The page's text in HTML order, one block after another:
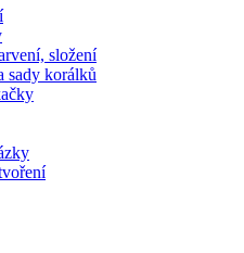
složení
sady korálků